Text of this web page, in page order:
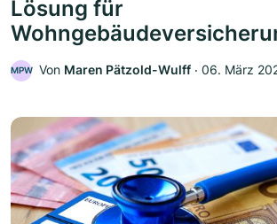
Lösung für
MPW Von Maren Pätzold-Wulff ‧ 06. März